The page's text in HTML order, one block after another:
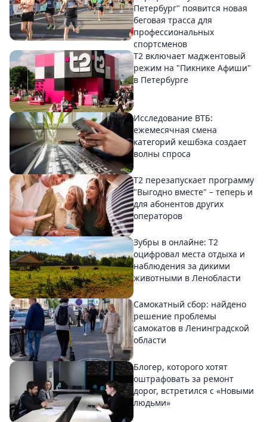
Петербург" появится новая
беговая трасса для
профессиональных
спортсменов
Т2 включает маджентовый
режим на "Пикнике Афиши"
в Петербурге
Исследование ВТБ:
ежемесячная смена
категорий кешбэка создает
волны спроса
Т2 перезапускает программу
"Выгодно вместе" – теперь и
для абонентов других
операторов
Зубры в онлайне: Т2
оцифровал места отдыха и
наблюдения за дикими
животными в Ленобласти
Самокатный сбор: найдено
решение проблемы
самокатов в Ленинградской
области
Блогер, которого хотят
оштрафовать за ремонт
дорог, встретился с «Новыми
людьми»